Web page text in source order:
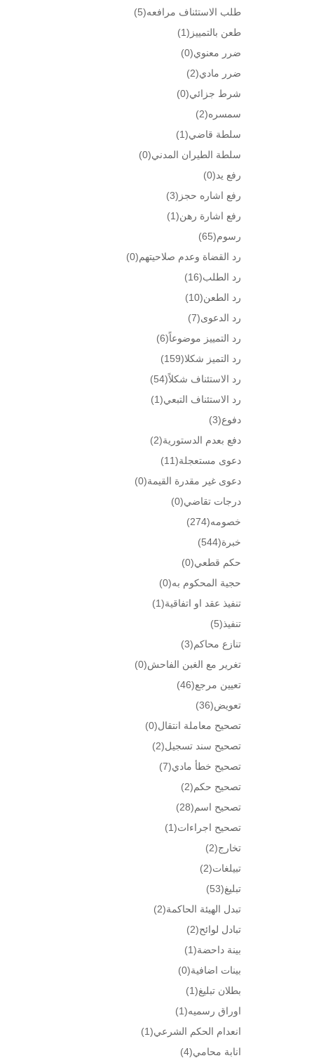
طلب الاستئناف مرافعه(5)
طعن بالتمييز (1)
ضرر معنوي(0)
ضرر مادي(2)
شرط جزائي(0)
سمسره(2)
سلطة قاضي(1)
سلطة الطيران المدني(0)
رفع يد(0)
رفع اشاره حجز (3)
رفع اشارة رهن(1)
رسوم(65)
رد القضاة وعدم صلاحيتهم(0)
رد الطلب(16)
رد الطعن(10)
رد الدعوى(7)
رد التمييز موضوعاً(6)
رد التميز شكلا(159)
رد الاستئناف شكلاً(54)
رد الاستئناف التبعي(1)
دفوع(3)
دفع بعدم الدستورية(2)
دعوى مستعجلة(11)
دعوى غير مقدرة القيمة(0)
درجات تقاضي(0)
خصومه(274)
خبرة(544)
حكم قطعي(0)
حجية المحكوم به(0)
تنفيذ عقد او اتفاقية(1)
تنفيذ(5)
تنازع محاكم(3)
تغرير مع الغبن الفاحش(0)
تعيين مرجع(46)
تعويض(36)
تصحيح معاملة انتقال(0)
تصحيح سند تسجيل(2)
تصحيح خطأ مادي(7)
تصحيح حكم(2)
تصحيح اسم(28)
تصحيح اجراءات(1)
تخارج(2)
تبيلغات(2)
تبليغ(53)
تبدل الهيئة الحاكمة(2)
تبادل لوائح(2)
بينة داحضة(1)
بينات اضافية(0)
بطلان تبليغ(1)
اوراق رسميه(1)
انعدام الحكم الشرعي(1)
انابة محامي(4)